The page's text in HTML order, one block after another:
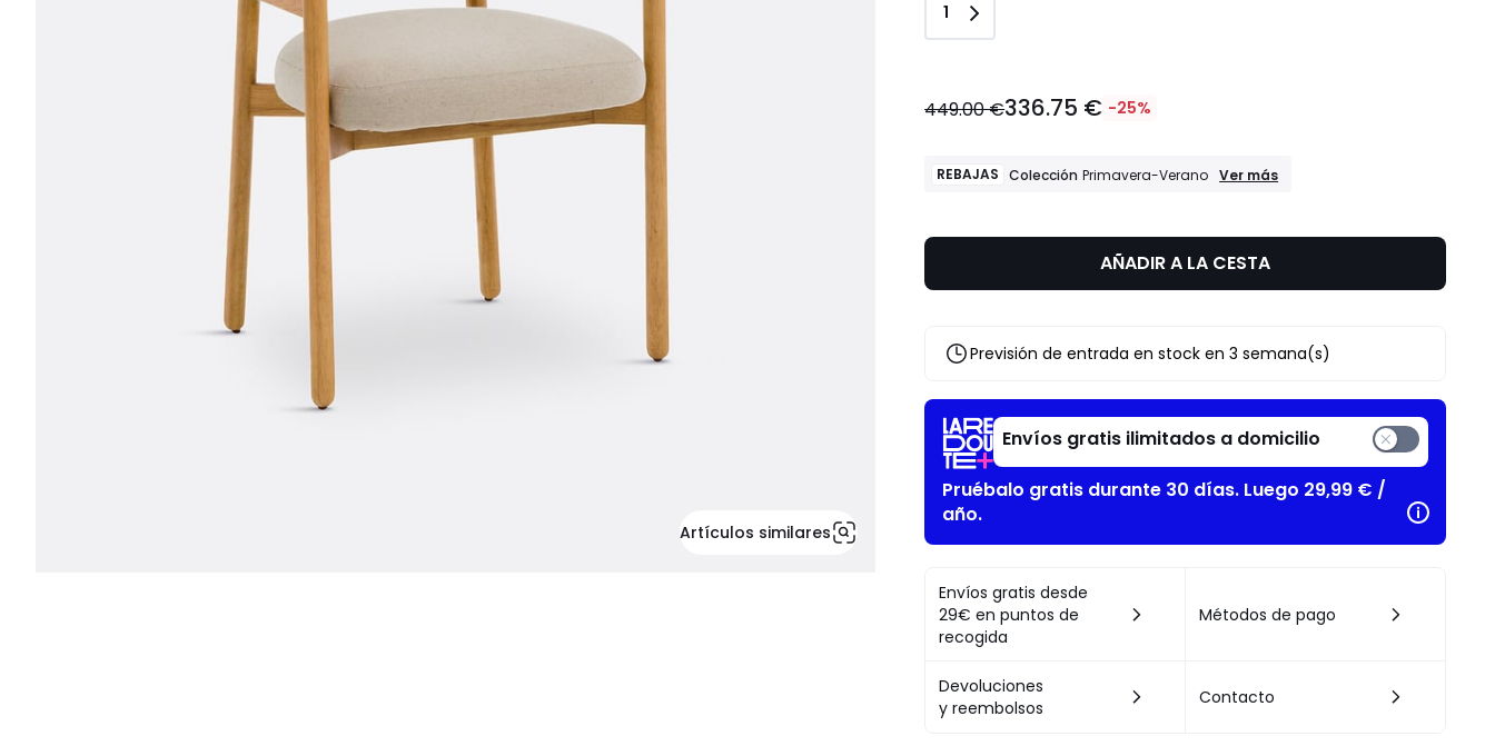
Artículos similares
Cantidad
1
449.00 €336.75 € -25%
REBAJAS Colección Primavera-Verano REBAJAS
Ver más
AÑADIR A LA CESTA
Previsión de entrada en stock en 3 semana(s)
Envíos gratis ilimitados a domicilio
Pruébalo gratis durante 30 días. Luego 29,99 € /
año.
Envíos gratis desde
29€ en puntos de
recogida
Métodos de pago
Devoluciones
y reembolsos
Contacto